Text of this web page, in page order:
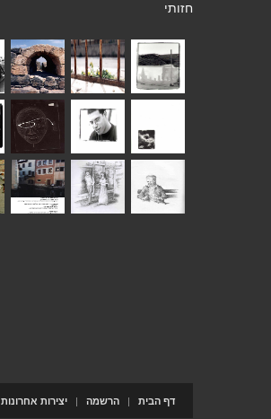
חזותי
דף הבית | הרשמה | יצירות אחרונות